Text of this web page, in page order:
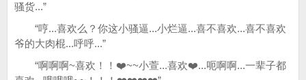
骚货...”
“哼...喜欢么？你这小骚逼...小烂逼...喜不喜欢...喜不喜欢
爷的大肉棍...呼呼...”
“啊啊啊~喜欢！！❤️~~小萱...喜欢❤️...呃啊啊...一辈子都